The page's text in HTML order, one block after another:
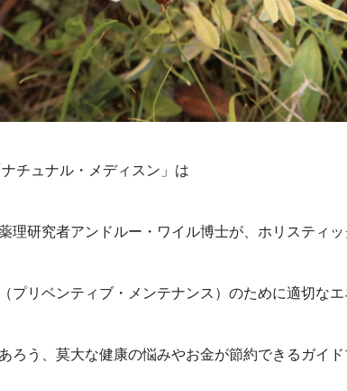
チュナル・メディスン」は
理研究者アンドルー・ワイル博士が、ホリスティ
プリベンティブ・メンテナンス）のために適切な
ろう、莫大な健康の悩みやお金が節約できるガイド